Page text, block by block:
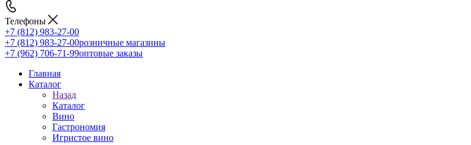
Телефоны
+7 (812) 983-27-00
+7 (812) 983-27-00розничные магазины
+7 (962) 706-71-99оптовые заказы
Главная
Каталог
Назад
Каталог
Вино
Гастрономия
Игристое вино